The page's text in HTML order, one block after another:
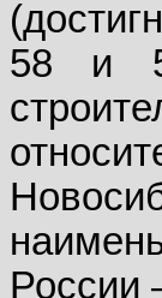
58 и
России